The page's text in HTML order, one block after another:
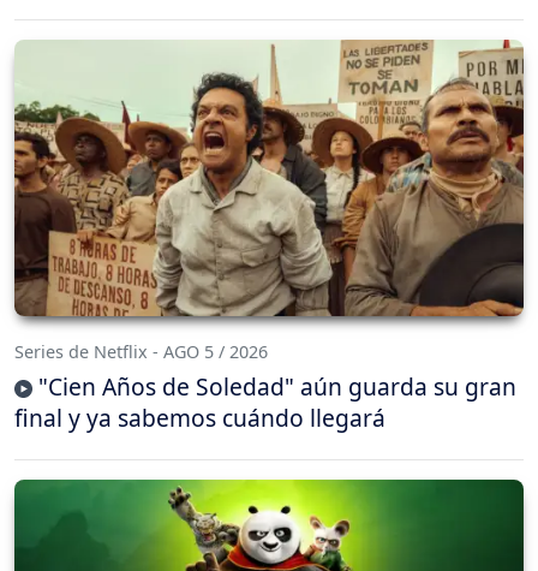
Series de Netflix - AGO 5 / 2026
"Cien Años de Soledad" aún guarda su gran
final y ya sabemos cuándo llegará